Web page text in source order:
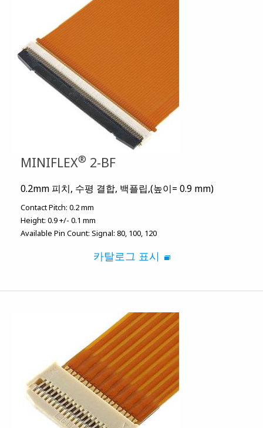
MINIFLEX® 2-BF
0.2mm 피치, 수평 결합, 백플립,(높이= 0.9 mm)
Contact Pitch: 0.2 mm
Height: 0.9 +/- 0.1 mm
Available Pin Count: Signal: 80, 100, 120
카탈로그 표시